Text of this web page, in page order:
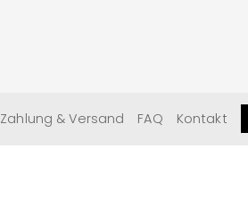
Zahlung & Versand FAQ Kontakt